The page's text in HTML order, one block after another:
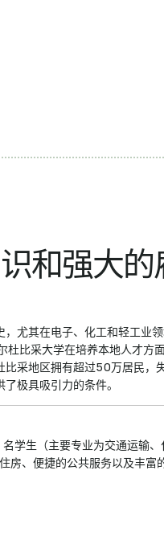
和强大
，尤其在电子、化工和轻工业
比采大学在培养本地人才方
比采地区拥有超过50万居民，
极具吸引力的条件。
学生（主要专业为交通运输、
房、便捷的公共服务以及丰